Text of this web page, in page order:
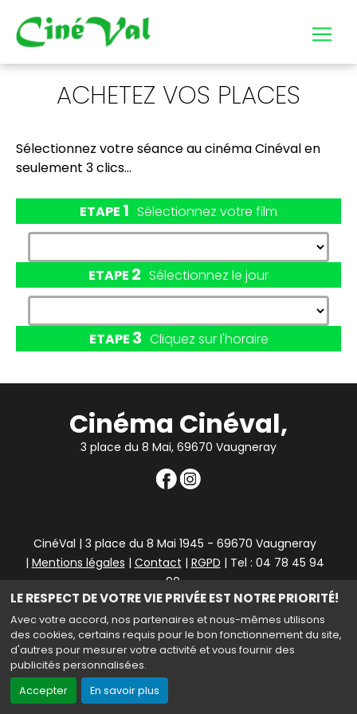
LE RESPECT DE VOTRE VIE PRIVÉE EST NOTRE PRIORITÉ!
Avec votre accord, nos partenaires et nous-mêmes utilisons
des cookies, certains requis pour le bon fonctionnement du site,
d'autres pour mesurer votre activité et vous fournir des
publicités personnalisées.
Accepter
En savoir plus
ACHETEZ VOS PLACES
Sélectionnez votre séanceau cinéma Cinévalen
seulement 3 clics...
ETAPE 1 Sélectionnez votre film
ETAPE 2 Sélectionnez le jour
ETAPE 3 Cliquez sur l'horaire
Cinéma Cinéval,
3 place du 8 Mai, 69670 Vaugneray
CinéVal | 3 place du 8 Mai 1945 - 69670 Vaugneray
| Mentions légales | Contact | RGPD | Tel : 04 78 45 94
90
Haut de page
Création site internet www.erakys.com